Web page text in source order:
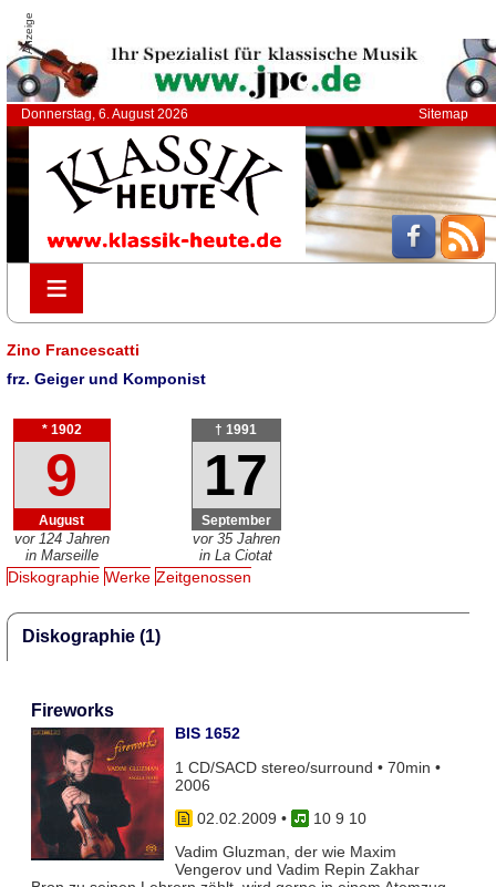
Anzeige
Donnerstag, 6. August 2026 Sitemap
≡
≡
Zino Francescatti
frz. Geiger und Komponist
* 1902
9
August
vor 124 Jahren
in Marseille
† 1991
17
September
vor 35 Jahren
in La Ciotat
Diskographie Werke Zeitgenossen
Diskographie (1)
Fireworks
BIS 1652
1 CD/SACD stereo/surround • 70min •
2006
02.02.2009 •
10 9 10
Vadim Gluzman, der wie Maxim
Vengerov und Vadim Repin Zakhar